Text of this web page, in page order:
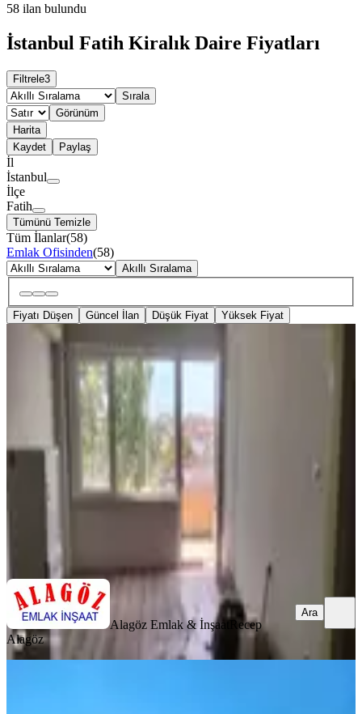
58 ilan bulundu
İstanbul Fatih Kiralık Daire Fiyatları
Filtrele3
Sırala
Görünüm
Harita
Kaydet
Paylaş
İl
İstanbul
İlçe
Fatih
Tümünü Temizle
Tüm İlanlar(58)
Emlak Ofisinden(58)
Akıllı Sıralama
Fiyatı Düşen Güncel İlan Düşük Fiyat Yüksek Fiyat
YENİ
Alagöz'den 2+1 Horhorda Kiralık
Daire
Fatih, İskenderpaşa Mahallesi
2+1
85 m²· 4. Kat
30.000 ₺
Recep Alagöz
Alagöz Emlak & İnşaat Recep
Alagöz
Ara